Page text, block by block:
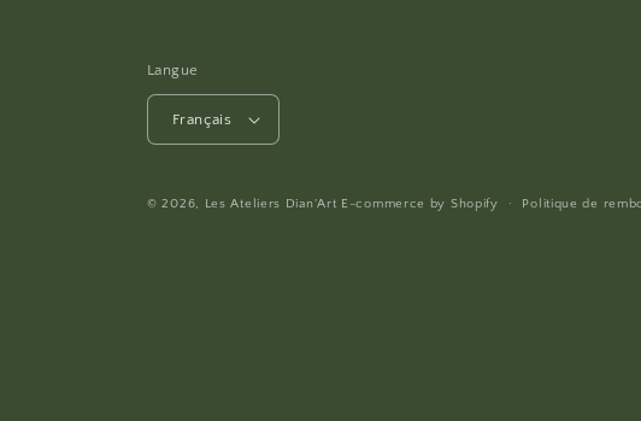
Langue
Français
© 2026, Les Ateliers Dian'Art E-commerce by Shopify Politique de